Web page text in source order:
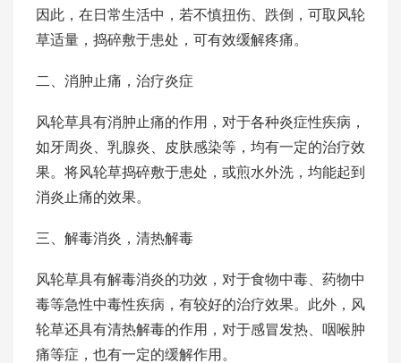
因此，在日常生活中，若不慎扭伤、跌倒，可取风轮
草适量，捣碎敷于患处，可有效缓解疼痛。
二、消肿止痛，治疗炎症
风轮草具有消肿止痛的作用，对于各种炎症性疾病，
如牙周炎、乳腺炎、皮肤感染等，均有一定的治疗效
果。将风轮草捣碎敷于患处，或煎水外洗，均能起到
消炎止痛的效果。
三、解毒消炎，清热解毒
风轮草具有解毒消炎的功效，对于食物中毒、药物中
毒等急性中毒性疾病，有较好的治疗效果。此外，风
轮草还具有清热解毒的作用，对于感冒发热、咽喉肿
痛等症，也有一定的缓解作用。